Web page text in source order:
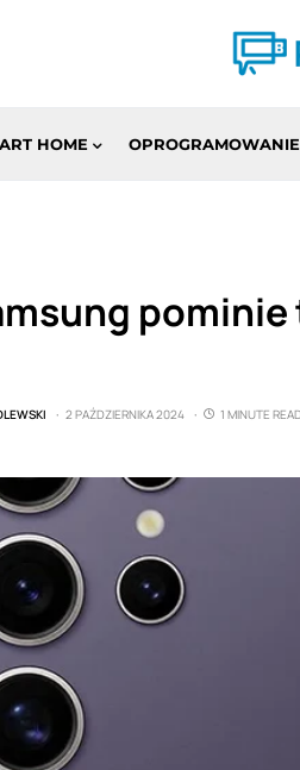
HOME OPROGRAMOWANIE
2 PAŹDZIERNIKA 2024 1 MINUTE